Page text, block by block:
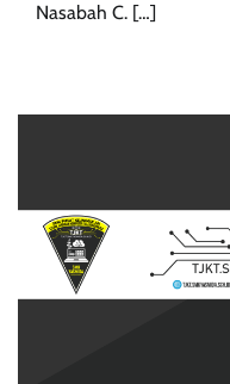
Nasabah C. […]